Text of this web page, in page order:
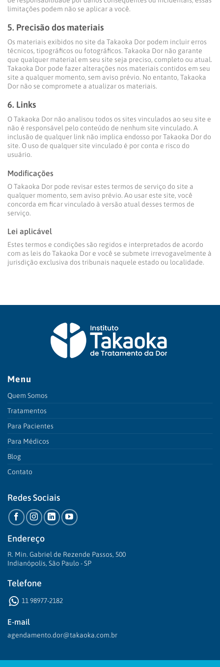
limitações podem não se aplicar a você.
5. Precisão dos materiais
Os materiais exibidos no site da Takaoka Dor podem incluir erros
técnicos, tipográficos ou fotográficos. Takaoka Dor não garante
que qualquer material em seu site seja preciso, completo ou atual.
Takaoka Dor pode fazer alterações nos materiais contidos em seu
site a qualquer momento, sem aviso prévio. No entanto, Takaoka
Dor não se compromete a atualizar os materiais.
6. Links
O Takaoka Dor não analisou todos os sites vinculados ao seu site e
não é responsável pelo conteúdo de nenhum site vinculado. A
inclusão de qualquer link não implica endosso por Takaoka Dor do
site. O uso de qualquer site vinculado é por conta e risco do
usuário.
Modificações
O Takaoka Dor pode revisar estes termos de serviço do site a
qualquer momento, sem aviso prévio. Ao usar este site, você
concorda em ficar vinculado à versão atual desses termos de
serviço.
Lei aplicável
Estes termos e condições são regidos e interpretados de acordo
com as leis do Takaoka Dor e você se submete irrevogavelmente à
jurisdição exclusiva dos tribunais naquele estado ou localidade.
Menu
Quem Somos
Tratamentos
Para Pacientes
Para Médicos
Blog
Contato
Redes Sociais
Endereço
R. Min. Gabriel de Rezende Passos, 500
Indianópolis, São Paulo - SP
Telefone
11 98977-2182
E-mail
agendamento.dor@takaoka.com.br